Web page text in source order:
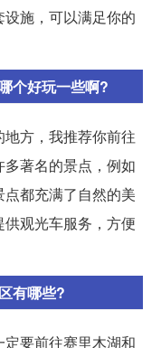
施，可以满足你的
个好玩一些啊?
方，我推荐你前往
著名的景点，例如
都充满了自然的美
观光车服务，方便
有哪些?
要前往赛里木湖和